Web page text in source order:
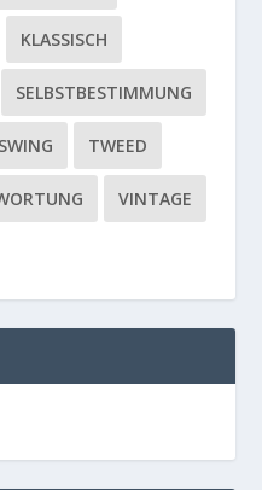
KLASSISCH
SELBSTBESTIMMUNG
SWING TWEED
VINTAGE